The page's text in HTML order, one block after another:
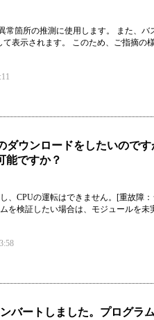
箇所の推測に使用します。 また、
表示されます。 このため、ご指摘の
ウンロードをしたいので
能ですか？
、CPUの運転はできません。[重故障
を検証したい場合は、モジュールを
バートしました。プログラ